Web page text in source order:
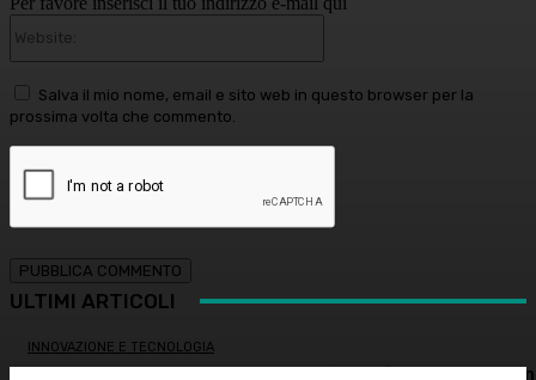
Salva il mio nome, email e sito web in questo browser per la
prossima volta che commento.
ULTIMI ARTICOLI
INNOVAZIONE E TECNOLOGIA
Virus creati con l’intelligenza artificiale: è la prima volta